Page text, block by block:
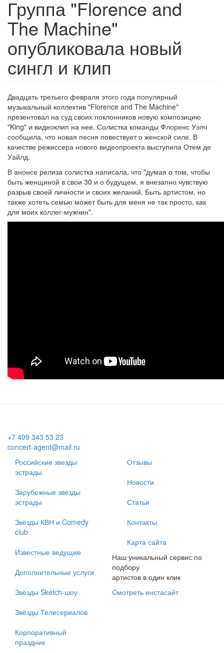
Группа "Florence and
The Machine"
опубликовала новый
сингл и клип
Двадцать третьего февраля этого года популярный
музыкальный коллектив "Florence and The Machine"
презентовал на суд своих поклонников новую композицию
"King" и видеоклип на нее. Солистка команды Флоренс Уэлч
сообщила, что новая песня повествует о женской силе. В
качестве режиссера нового видеопроекта выступила Отем де
Уайлд.
В анонсе релиза солистка написала, что "думая о том, чтобы
быть женщиной в свои 30 и о будущем, я внезапно чувствую
разрыв своей личности и своих желаний. Быть артистом, но
также хотеть семью может быть для меня не так просто, как
для моих коллег-мужчин".
+7 499 343 53 23
concert-agent@mail.ru
Российские звезды
эстрады
Зарубежные звезды
эстрады
Звёзды КВН и Comedy
club
Известные ведущие
Дополнительные услуги
Звёзды Sketch-шоу
Звёзды Телесериалов
Корпоративный
праздник
Отзывы
Новости
Статьи
Контакты
Карта сайта
Наш уникальный сервис по
подбору
артистов в один клик
Смотреть инстасайт